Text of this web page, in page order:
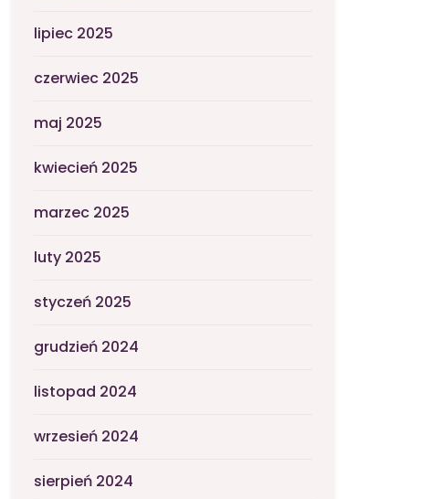
lipiec 2025
czerwiec 2025
maj 2025
kwiecień 2025
marzec 2025
luty 2025
styczeń 2025
grudzień 2024
listopad 2024
wrzesień 2024
sierpień 2024